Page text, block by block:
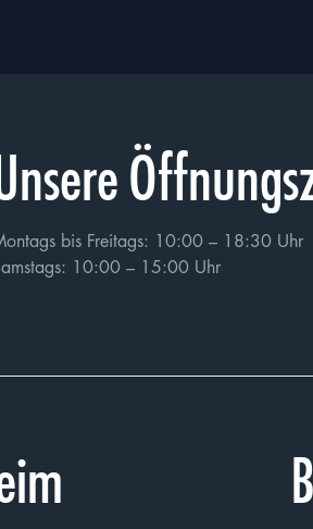
bis Freitags: 10:00 – 18:30 Uhr
10:00 – 15:00 Uhr